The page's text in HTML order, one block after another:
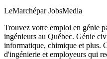
LeMarchépar JobsMedia
Trouvez votre emploi en génie
ingénieurs au Québec. Génie
informatique, chimique et plus.
d'ingénierie et employeurs qui